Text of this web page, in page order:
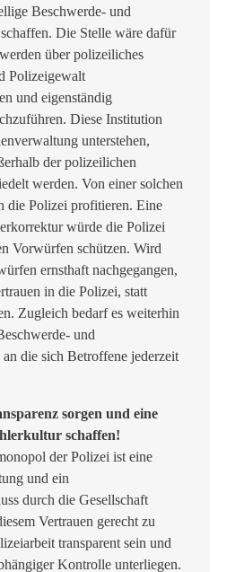
Beschwerde- und
Die Stelle wäre dafür
über polizeiliches
Polizeigewalt
und eigenständig
Diese Institution
unterstehen,
der polizeilichen
werden. Von einer solchen
die Polizei profitieren. Eine
würde die Polizei
Vorwürfen schützen. Wird
ernsthaft nachgegangen,
in die Polizei, statt
Zugleich bedarf es weiterhin
und
die sich Betroffene jederzeit
sorgen und eine
schaffen!
der Polizei ist eine
und ein
durch die Gesellschaft
Vertrauen gerecht zu
transparent sein und
Kontrolle unterliegen.